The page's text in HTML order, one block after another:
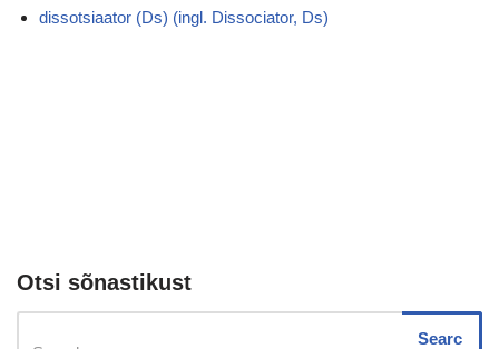
dissotsiaator (Ds) (ingl. Dissociator, Ds)
Otsi sõnastikust
Searc